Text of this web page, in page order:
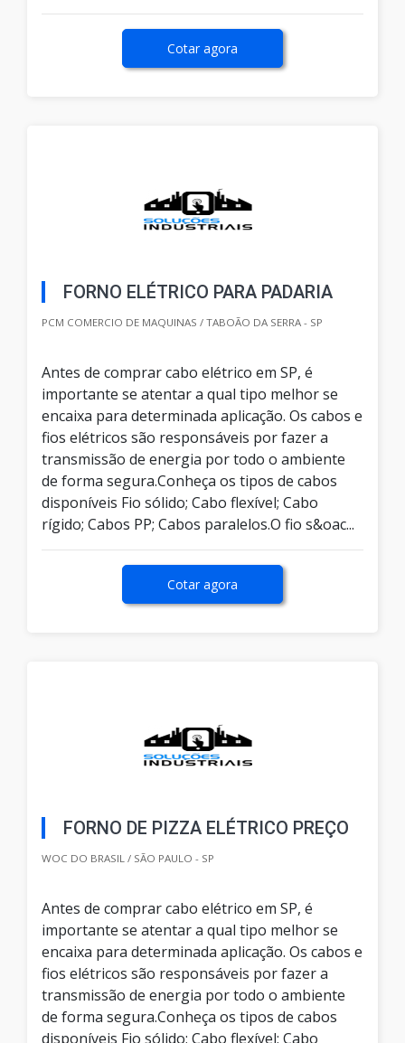
Cotar agora
FORNO ELÉTRICO PARA PADARIA
PCM COMERCIO DE MAQUINAS / TABOÃO DA SERRA - SP
Antes de comprar cabo elétrico em SP, é
importante se atentar a qual tipo melhor se
encaixa para determinada aplicação. Os cabos e
fios elétricos são responsáveis por fazer a
transmissão de energia por todo o ambiente
de forma segura.Conheça os tipos de cabos
disponíveis Fio sólido; Cabo flexível; Cabo
rígido; Cabos PP; Cabos paralelos.O fio s&oac...
Cotar agora
FORNO DE PIZZA ELÉTRICO PREÇO
WOC DO BRASIL / SÃO PAULO - SP
Antes de comprar cabo elétrico em SP, é
importante se atentar a qual tipo melhor se
encaixa para determinada aplicação. Os cabos e
fios elétricos são responsáveis por fazer a
transmissão de energia por todo o ambiente
de forma segura.Conheça os tipos de cabos
disponíveis Fio sólido; Cabo flexível; Cabo